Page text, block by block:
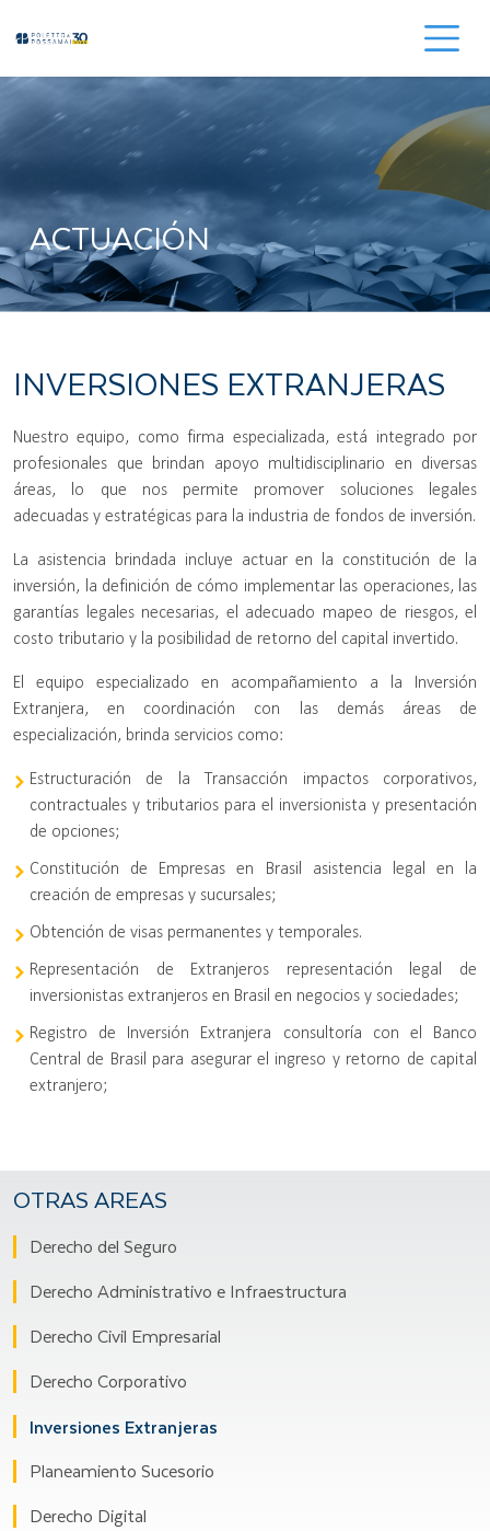
ACTUACIÓN
INVERSIONES EXTRANJERAS
Nuestro equipo, como firma especializada, está integrado por
profesionales que brindan apoyo multidisciplinario en diversas
áreas, lo que nos permite promover soluciones legales
adecuadas y estratégicas para la industria de fondos de inversión.
La asistencia brindada incluye actuar en la constitución de la
inversión, la definición de cómo implementar las operaciones, las
garantías legales necesarias, el adecuado mapeo de riesgos, el
costo tributario y la posibilidad de retorno del capital invertido.
El equipo especializado en acompañamiento a la Inversión
Extranjera, en coordinación con las demás áreas de
especialización, brinda servicios como:
Estructuración de la Transacción impactos corporativos,
contractuales y tributarios para el inversionista y presentación
de opciones;
Constitución de Empresas en Brasil asistencia legal en la
creación de empresas y sucursales;
Obtención de visas permanentes y temporales.
Representación de Extranjeros representación legal de
inversionistas extranjeros en Brasil en negocios y sociedades;
Registro de Inversión Extranjera consultoría con el Banco
Central de Brasil para asegurar el ingreso y retorno de capital
extranjero;
OTRAS AREAS
Derecho del Seguro
Derecho Administrativo e Infraestructura
Derecho Civil Empresarial
Derecho Corporativo
Inversiones Extranjeras
Planeamiento Sucesorio
Derecho Digital